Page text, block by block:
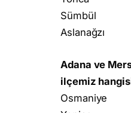
Sümbül
Aslanağzı
Adana ve
ilçemiz
Osmaniye